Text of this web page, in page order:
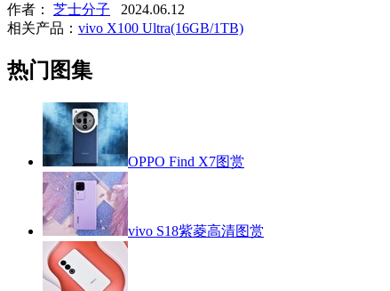
作者： 芝士分子 2024.06.12
相关产品： vivo X100 Ultra(16GB/1TB)
热门图集
OPPO Find X7图赏
vivo S18紫菱高清图赏